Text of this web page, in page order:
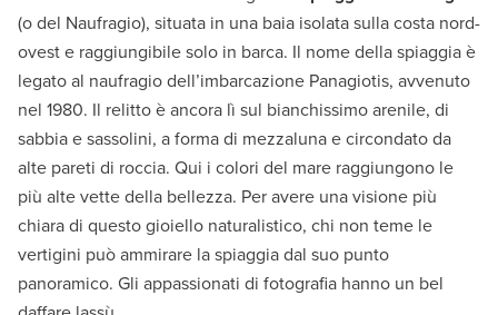
(o del Naufragio), situata in una baia isolata sulla costa nord-
ovest e raggiungibile solo in barca. Il nome della spiaggia è
legato al naufragio dell’imbarcazione Panagiotis, avvenuto
nel 1980. Il relitto è ancora lì sul bianchissimo arenile, di
sabbia e sassolini, a forma di mezzaluna e circondato da
alte pareti di roccia. Qui i colori del mare raggiungono le
più alte vette della bellezza. Per avere una visione più
chiara di questo gioiello naturalistico, chi non teme le
vertigini può ammirare la spiaggia dal suo punto
panoramico. Gli appassionati di fotografia hanno un bel